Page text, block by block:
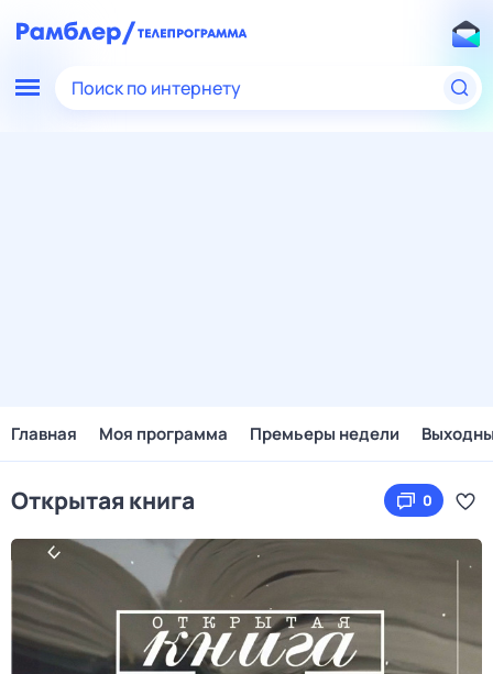
Поиск по интернету
Главная Моя программа Премьеры недели
Открытая книга 0